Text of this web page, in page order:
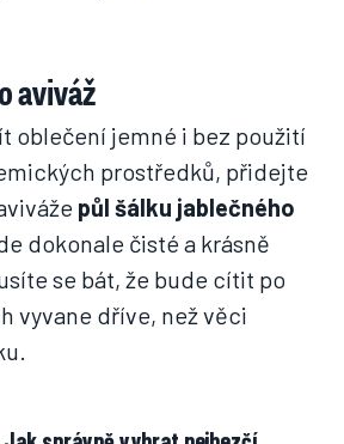
aviváž
oblečení jemné i bez použití
prostředků, přidejte
půl šálku jablečného
dokonale čisté a krásně
se bát, že bude cítit po
vyvane dříve, než věci